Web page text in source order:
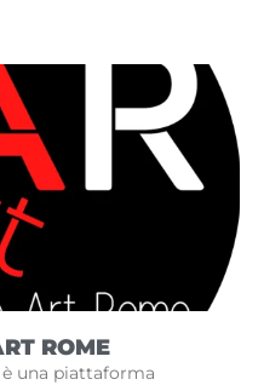
ROME
una piattaforma